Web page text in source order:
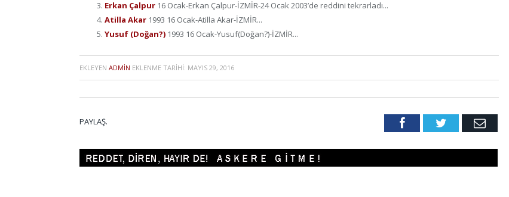
Erkan Çalpur 16 Ocak-Erkan Çalpur-İZMİR-24 Ocak 2003’de reddini tekrarladı...
Atilla Akar 1993 16 Ocak-Atilla Akar-İZMİR...
Yusuf (Doğan?) 1993 16 Ocak-Yusuf(Doğan?)-İZMİR...
EKLEYEN ADMIN EKLENME TARIHI: MAYIS 29, 2016
PAYLAŞ. FacebookTwitter Email